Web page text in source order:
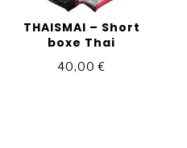
THAISMAI – Short
boxe Thai
40,00€